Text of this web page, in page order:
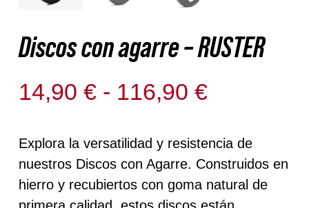
Discos con agarre – RUSTER
14,90€ - 116,90€Rango
precios:
desde
14,90 €
Explora la versatilidad y resistencia de
nuestros Discos con Agarre. Construidos en
hierro y recubiertos con goma natural de